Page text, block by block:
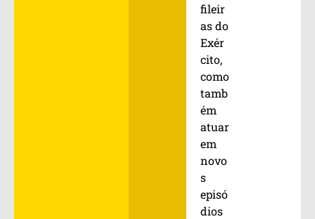
fileir
as do
Exér
cito,
como
tamb
ém
atuar
em
novo
s
episó
dios